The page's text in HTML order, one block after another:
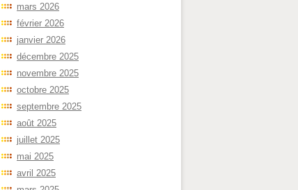
mars 2026
février 2026
janvier 2026
décembre 2025
novembre 2025
octobre 2025
septembre 2025
août 2025
juillet 2025
mai 2025
avril 2025